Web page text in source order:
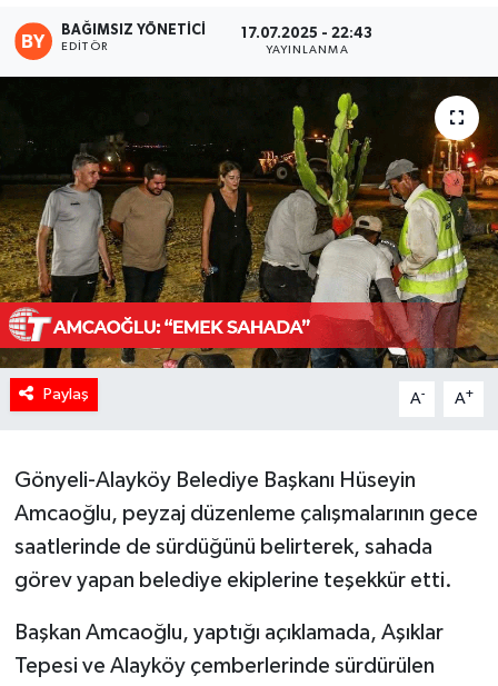
BAĞIMSIZ YÖNETICI
EDITÖR
17.07.2025 - 22:43
YAYINLANMA
Paylaş A- A+
Gönyeli-Alayköy Belediye Başkanı Hüseyin
Amcaoğlu, peyzaj düzenleme çalışmalarının gece
saatlerinde de sürdüğünü belirterek, sahada
görev yapan belediye ekiplerine teşekkür etti.
Başkan Amcaoğlu, yaptığı açıklamada, Aşıklar
Tepesi ve Alayköy çemberlerinde sürdürülen